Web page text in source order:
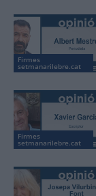
Firmes
setmanarilebre.cat
Firmes
setmanarilebre.cat